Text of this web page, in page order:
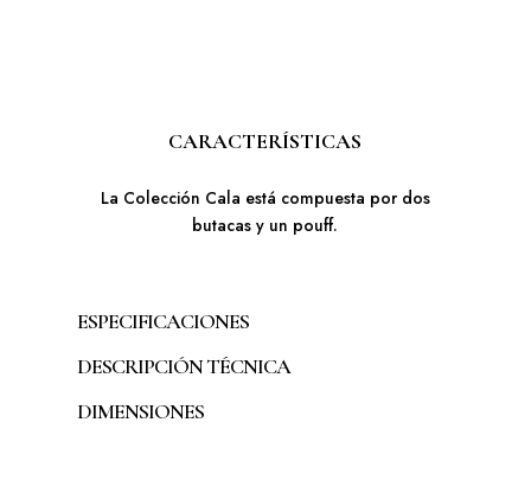
CARACTERÍSTICAS
La Colección Cala está compuesta por dos
butacas y un pouff.
ESPECIFICACIONES
DESCRIPCIÓN TÉCNICA
DIMENSIONES